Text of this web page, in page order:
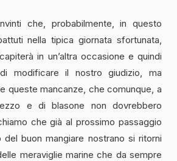
che, probabilmente, in questo
nella tipica giornata sfortunata,
in un’altra occasione e quindi
modificare il nostro giudizio, ma
queste mancanze, che comunque, a
e di blasone non dovrebbero
che già al prossimo passaggio
del buon mangiare nostrano si ritorni
meraviglie marine che da sempre